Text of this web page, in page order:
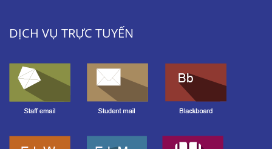
DỊCH VỤ TRỰC TUYẾN